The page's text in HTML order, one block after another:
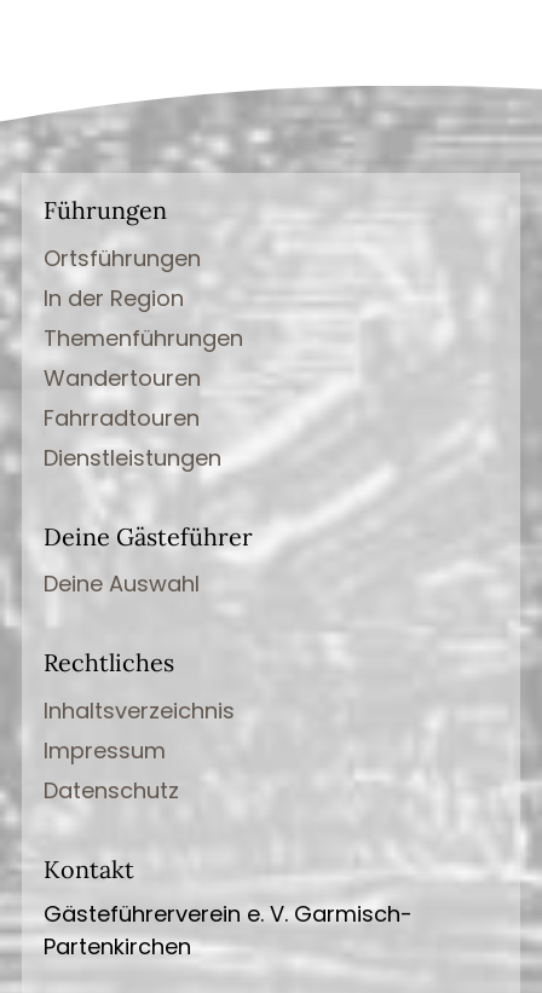
Führungen
Ortsführungen
In der Region
Themenführungen
Wandertouren
Fahrradtouren
Dienstleistungen
Deine Gästeführer
Deine Auswahl
Rechtliches
Inhaltsverzeichnis
Impressum
Datenschutz
Kontakt
Gästeführerverein e. V. Garmisch-
Partenkirchen